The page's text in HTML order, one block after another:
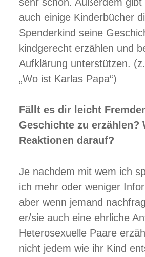
auch einige Kinderbücher
Spenderkind seine
kindgerecht erzählen und
Aufklärung unterstützen.
„Wo ist Karlas Papa“)
Fällt es dir leicht
Geschichte zu erzählen?
Reaktionen darauf?
Je nachdem mit wem ich
ich mehr oder weniger
aber wenn jemand
er/sie auch eine ehrliche
Heterosexuelle Paare
nicht jedem wie ihr Kind